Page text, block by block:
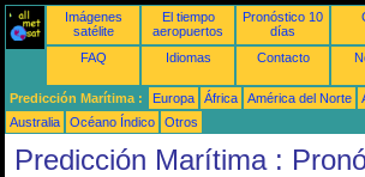
Imágenes
satélite
El tiempo
aeropuertos
Pronóstico 10
días
FAQ Idiomas Contacto
Predicción Marítima : Europa África América del Norte
Australia
Océano Índico Otros
Predicción Marítima :